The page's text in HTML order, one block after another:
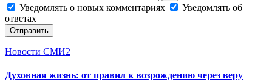
Уведомлять о новых комментариях
Уведомлять об
ответах
Отправить
Новости СМИ2
Духовная жизнь: от правил к возрождению через веру